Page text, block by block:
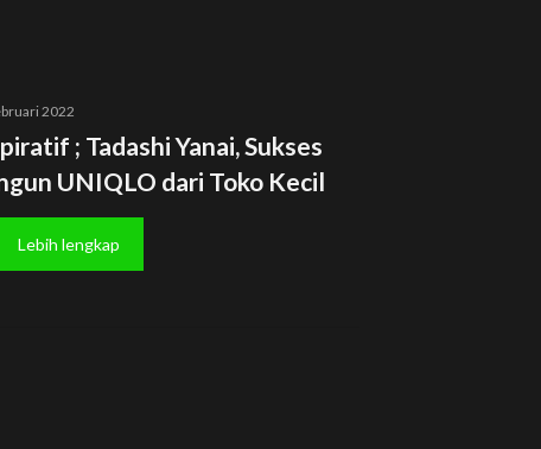
2022
; Tadashi Yanai, Sukses
UNIQLO dari Toko Kecil
Lebih lengkap